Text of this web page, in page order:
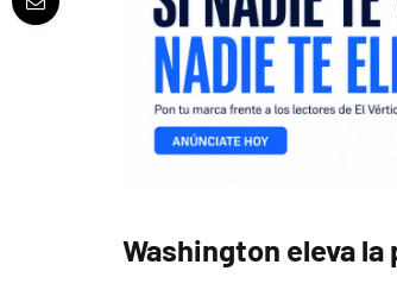
Washington eleva